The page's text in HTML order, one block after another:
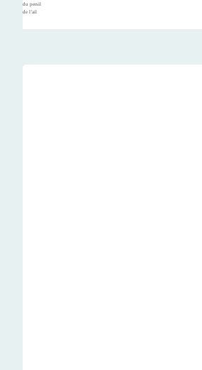
du persil
de l’ail